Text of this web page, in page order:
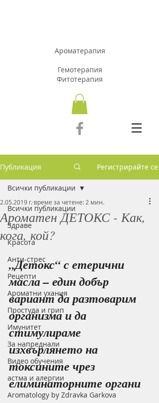
Ароматерапия
Гемотерапия
Фитотерапия
Публикация Регистрирайте се
Всички публикации
Здраве
Красота
Анти-стрес
Рецепти
Ароматни ухания
Простуда и грип
Имунитет
За напреднали
Видео обучения
астма и алергии
Aromatology by Zdravka Garkova
Всички публикации
Ароматен ДЕТОКС - Как,
кога, кой?
2.05.2019 г. време за четене: 2 мин.
„Детокс“ с етерични
масла – един добър
вариант да разтоварим
организма и да
стимулираме
изхвърлянето на
токсините чрез
елиминаторните органи